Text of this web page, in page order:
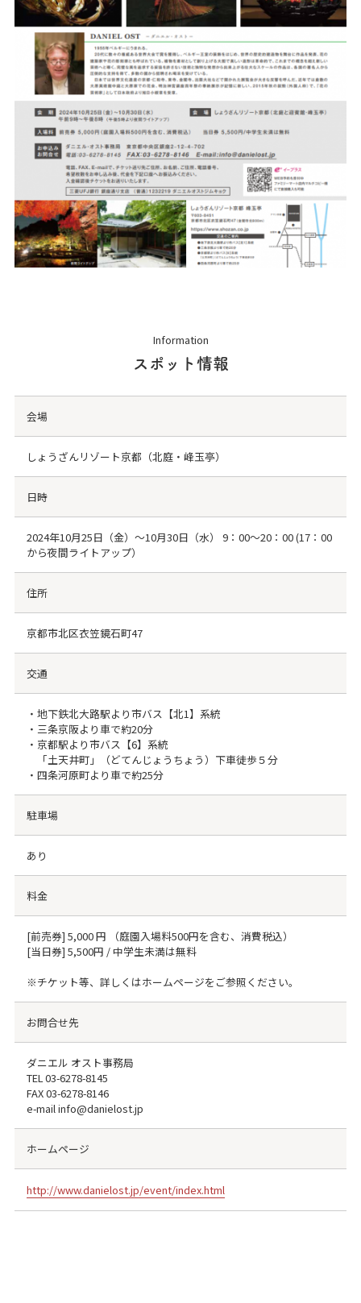
Information
スポット情報
会場
しょうざんリゾート京都（北庭・峰玉亭）
日時
2024年10月25日（金）～10月30日（水） 9：00～20：00 (17：00
から夜間ライトアップ）
住所
京都市北区衣笠鏡石町47
交通
・地下鉄北大路駅より市バス【北1】系統
・三条京阪より車で約20分
・京都駅より市バス【6】系統
「土天井町」（どてんじょうちょう）下車徒歩５分
・四条河原町より車で約25分
駐車場
あり
料金
[前売券] 5,000 円 （庭園入場料500円を含む、消費税込）
[当日券] 5,500円 / 中学生未満は無料
※チケット等、詳しくはホームページをご参照ください。
お問合せ先
ダニエル オスト事務局
TEL 03-6278-8145
FAX03-6278-8146
e-mail info@danielost.jp
ホームページ
http://www.danielost.jp/event/index.html